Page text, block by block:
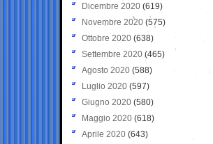
Dicembre 2020 (619)
Novembre 2020 (575)
Ottobre 2020 (638)
Settembre 2020(465)
Agosto 2020 (588)
Luglio 2020 (597)
Giugno 2020 (580)
Maggio 2020 (618)
Aprile 2020 (643)